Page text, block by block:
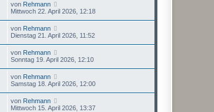
von Rehmann
Mittwoch 22. April 2026, 12:18
von Rehmann
Dienstag 21. April 2026, 11:52
von Rehmann
Sonntag 19. April 2026, 12:10
von Rehmann
Samstag 18. April 2026, 12:00
von Rehmann
Mittwoch 15. April 2026, 13:37